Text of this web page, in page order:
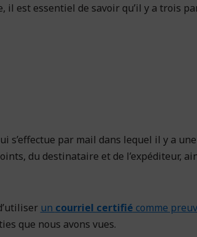
il est essentiel de savoir qu’il y a trois
s’effectue par mail dans lequel il y a une
du destinataire et de l’expéditeur,
un courriel certifié comme
que nous avons vues.